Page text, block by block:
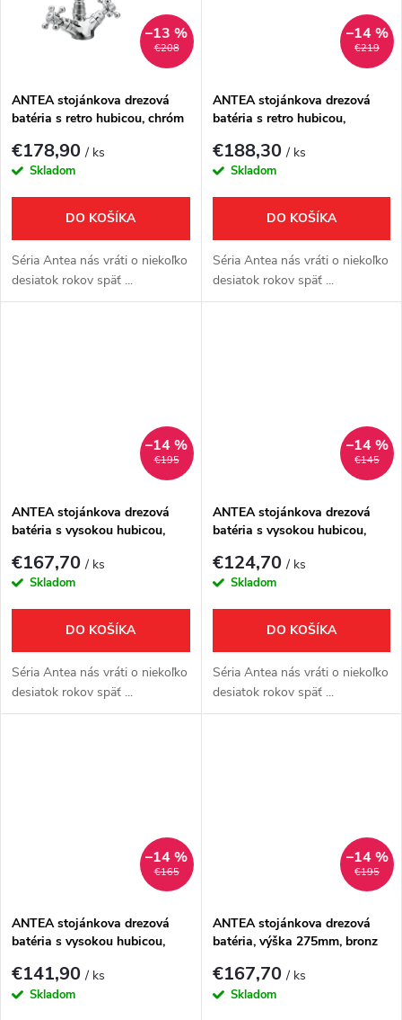
v
v
€208
–13 %
ANTEA stojánkova drezová
batéria s retro hubicou, chróm
€178,90/ ks
Skladom
DO KOŠÍKA
Séria Antea nás vráti o niekoľko
desiatok rokov späť ...
€219
–14 %
ANTEA stojánkova drezová
batéria s retro hubicou,
€188,30/ ks
Skladom
DO KOŠÍKA
Séria Antea nás vráti o niekoľko
desiatok rokov späť ...
€195
–14 %
ANTEA stojánkova drezová
batéria s vysokou hubicou,
€167,70/ ks
Skladom
DO KOŠÍKA
Séria Antea nás vráti o niekoľko
desiatok rokov späť ...
€145
–14 %
ANTEA stojánkova drezová
batéria s vysokou hubicou,
€124,70/ ks
Skladom
DO KOŠÍKA
Séria Antea nás vráti o niekoľko
desiatok rokov späť ...
€165
–14 %
ANTEA stojánkova drezová
batéria s vysokou hubicou,
€141,90/ ks
Skladom
€195
–14 %
ANTEA stojánkova drezová
batéria, výška 275mm, bronz
€167,70/ ks
Skladom